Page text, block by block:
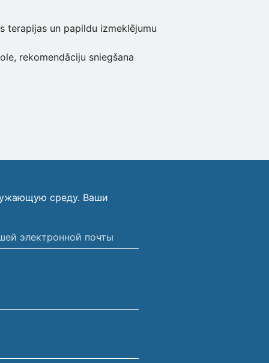
terapijas un papildu izmeklējumu
rekomendāciju sniegšana
среду. Ваши